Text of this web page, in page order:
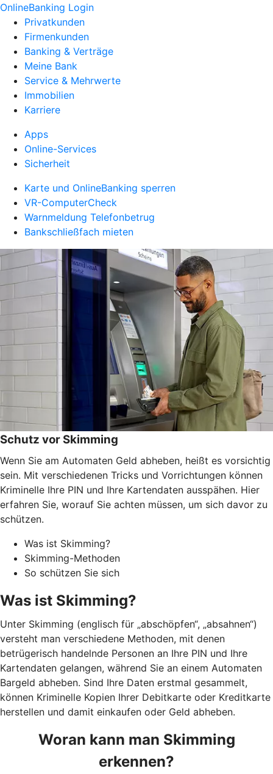
OnlineBanking Login
Privatkunden
Firmenkunden
Banking & Verträge
Meine Bank
Service & Mehrwerte
Immobilien
Karriere
Apps
Online-Services
Sicherheit
Karte und OnlineBanking sperren
VR-ComputerCheck
Warnmeldung Telefonbetrug
Bankschließfach mieten
Schutz vor Skimming
Wenn Sie am Automaten Geld abheben, heißt es vorsichtig
sein. Mit verschiedenen Tricks und Vorrichtungen können
Kriminelle Ihre PIN und Ihre Kartendaten ausspähen. Hier
erfahren Sie, worauf Sie achten müssen, um sich davor zu
schützen.
Was ist Skimming?
Skimming-Methoden
So schützen Sie sich
Was ist Skimming?
Unter Skimming (englisch für „abschöpfen“, „absahnen“)
versteht man verschiedene Methoden, mit denen
betrügerisch handelnde Personen an Ihre PIN und Ihre
Kartendaten gelangen, während Sie an einem Automaten
Bargeld abheben. Sind Ihre Daten erstmal gesammelt,
können Kriminelle Kopien Ihrer Debitkarte oder Kreditkarte
herstellen und damit einkaufen oder Geld abheben.
Woran kann man Skimming
erkennen?